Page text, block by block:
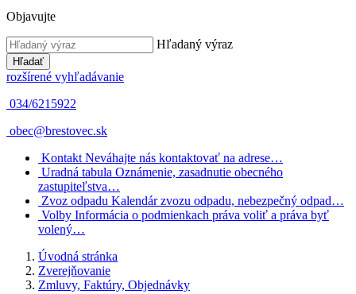
Objavujte
Hľadaný výraz
Hľadať
rozšírené vyhľadávanie
034/6215922
obec@brestovec.sk
Kontakt Neváhajte nás kontaktovať na adrese…
Uradná tabula Oznámenie, zasadnutie obecného
zastupiteľstva…
Zvoz odpadu Kalendár zvozu odpadu, nebezpečný odpad…
Volby Informácia o podmienkach práva voliť a práva byť
volený…
Úvodná stránka
Zverejňovanie
Zmluvy, Faktúry, Objednávky